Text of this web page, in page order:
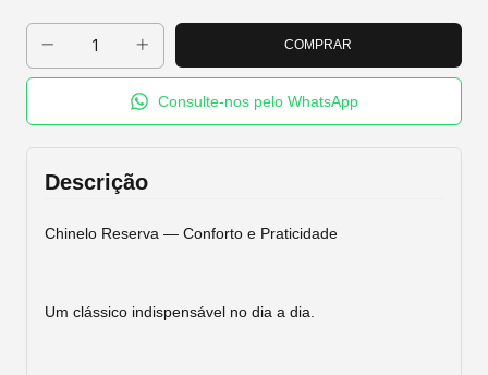
Consulte-nos pelo WhatsApp
Descrição
Chinelo Reserva — Conforto e Praticidade
Um clássico indispensável no dia a dia.